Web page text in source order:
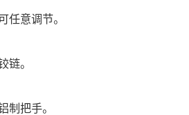
任意调节。
链。
制把手。